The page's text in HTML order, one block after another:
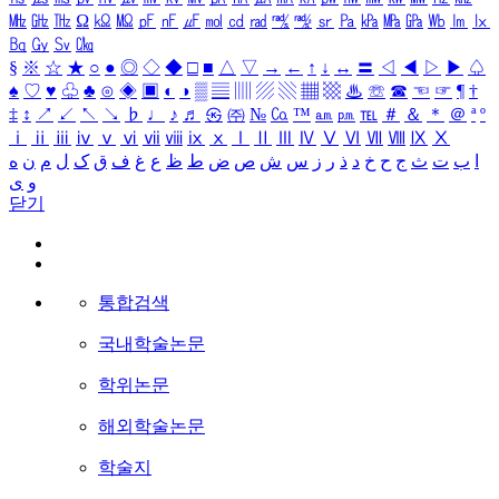
㎒ ㎓ ㎔ Ω ㏀ ㏁ ㎊ ㎋ ㎌ ㏖ ㏅ ㎭ ㎮ ㎯ ㏛ ㎩ ㎪ ㎫ ㎬ ㏝ ㏐
㏓
㏃ ㏉ ㏜ ㏆
§ ※ ☆ ★ ○ ● ◎ ◇ ◆ □ ■ △ ▽ → ← ↑ ↓ ↔ 〓 ◁ ◀ ▷ ▶ ♤
♠ ♡ ♥ ♧ ♣ ⊙ ◈ ▣ ◐ ◑ ▒ ▤ ▨ ▧ ▦ ▩ ♨ ☏ ☎ ☜ ☞ ¶ †
‡ ↕ ↗ ↙ ↖ ↘ ♭ ♩ ♪ ♬ ㉿ ㈜ № ㏇ ™ ㏂ ㏘ ℡ ＃ ＆ ＊ ＠ ª º
ⅰ
ⅱ ⅲ ⅳ ⅴ ⅵ ⅶ ⅷ ⅸ ⅹ Ⅳ Ⅴ Ⅵ Ⅶ Ⅷ Ⅸ Ⅹ
ب ت ث ج ح خ د ذ ر ز س ش ص ض ط ظ ع غ ف ق ک ل م ن ه
و ی
닫기
통합검색
국내학술논문
학위논문
해외학술논문
학술지